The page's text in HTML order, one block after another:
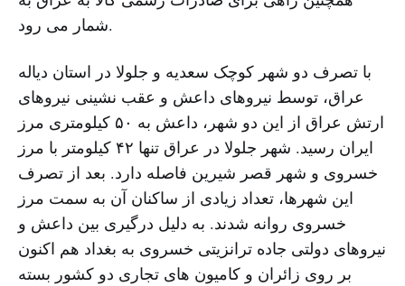
شمار می رود.
با تصرف دو شهر کوچک سعدیه و جلولا در استان دیاله
عراق، توسط نیروهاى داعش و عقب نشینى نیروهاى
ارتش عراق از این دو شهر، داعش به ۵٠ کیلومترى مرز
ایران رسید. شهر جلولا در عراق تنها ۴٢ کیلومتر با مرز
خسروى و شهر قصر شیرین فاصله دارد. بعد از تصرف
این شهرها، تعداد زیادى از ساکنان آن به سمت مرز
خسروى روانه شدند. به دلیل درگیری بین داعش و
نیروهای دولتی جاده ترانزیتی خسروی به بغداد هم اکنون
بر روی زائران و کامیون های تجاری دو کشور بسته